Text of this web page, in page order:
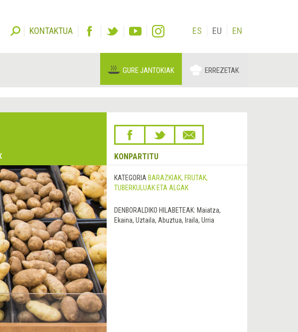
KONTAKTUA ES EU EN
GURE JANTOKIAK ERREZETAK
KONPARTITU
KATEGORIA BARAZKIAK, FRUTAK,
TUBERKULUAK ETA ALGAK
DENBORALDIKO HILABETEAK: Maiatza,
Ekaina, Uztaila, Abuztua, Iraila, Urria